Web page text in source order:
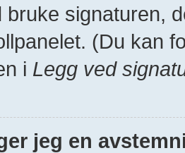
bruke signaturen,
(Du kan
i Legg ved
jeg en